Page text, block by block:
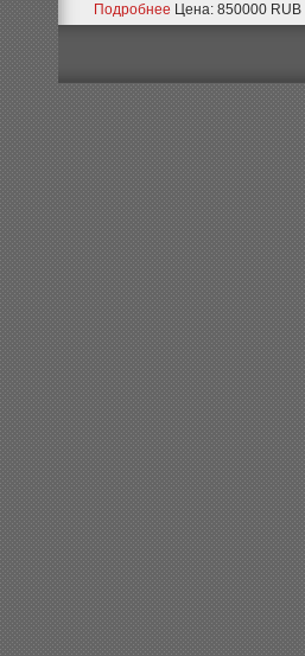
Подробнее Цена: 850000 RUB